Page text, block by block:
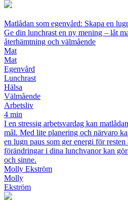
Matlådan som egenvård: Skapa en
Ge din lunchrast en ny mening – låt
återhämtning och välmående
Mat
Mat
Egenvård
Lunchrast
Hälsa
Välmående
Arbetsliv
4 min
I en stressig arbetsvardag kan
mål. Med lite planering och närvaro
en lugn paus som ger energi för
förändringar i dina lunchvanor kan
och sinne.
Molly Ekström
Molly
Ekström